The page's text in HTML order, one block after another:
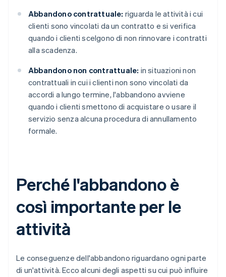
Abbandono contrattuale: riguarda le attività i cui
clienti sono vincolati da un contratto e si verifica
quando i clienti scelgono di non rinnovare i contratti
alla scadenza.
Abbandono non contrattuale: in situazioni non
contrattuali in cui i clienti non sono vincolati da
accordi a lungo termine, l'abbandono avviene
quando i clienti smettono di acquistare o usare il
servizio senza alcuna procedura di annullamento
formale.
Perché l'abbandono è
così importante per le
attività
Le conseguenze dell'abbandono riguardano ogni parte
di un'attività. Ecco alcuni degli aspetti su cui può influire